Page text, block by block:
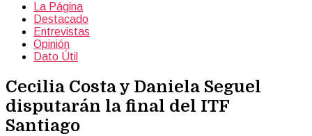
La Página
Destacado
Entrevistas
Opinión
Dato Útil
Cecilia Costa y Daniela Seguel
disputarán la final del ITF
Santiago